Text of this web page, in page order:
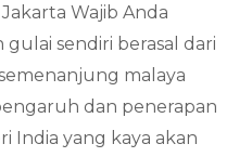
Wajib Anda
sendiri berasal dari
malaya
dan penerapan
India yang kaya akan